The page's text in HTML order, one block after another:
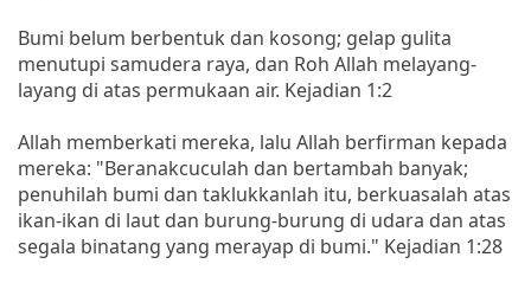
Bumi belum berbentuk dan kosong; gelap gulita
menutupi samudera raya, dan Roh Allah melayang-
layang di atas permukaan air. Kejadian 1:2
Allah memberkati mereka, lalu Allah berfirman kepada
mereka: "Beranakcuculah dan bertambah banyak;
penuhilah bumi dan taklukkanlah itu, berkuasalah atas
ikan-ikan di laut dan burung-burung di udara dan atas
segala binatang yang merayap di bumi." Kejadian 1:28